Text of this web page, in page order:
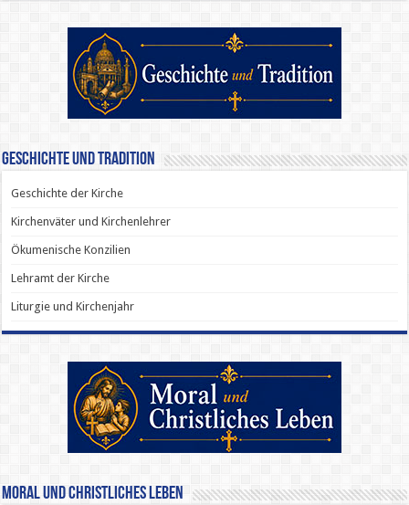
Geschichte und Tradition
Geschichte der Kirche
Kirchenväter und Kirchenlehrer
Ökumenische Konzilien
Lehramt der Kirche
Liturgie und Kirchenjahr
Moral und Christliches Leben